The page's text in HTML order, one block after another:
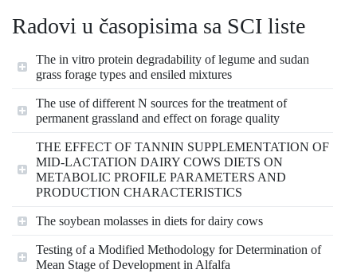
Radovi u časopisima sa SCI liste
The in vitro protein degradability of legume and sudan
grass forage types and ensiled mixtures
The use of different N sources for the treatment of
permanent grassland and effect on forage quality
THE EFFECT OF TANNIN SUPPLEMENTATION OF
MID-LACTATION DAIRY COWS DIETS ON
METABOLIC PROFILE PARAMETERS AND
PRODUCTION CHARACTERISTICS
The soybean molasses in diets for dairy cows
Testing of a Modified Methodology for Determination of
Mean Stage of Development in Alfalfa